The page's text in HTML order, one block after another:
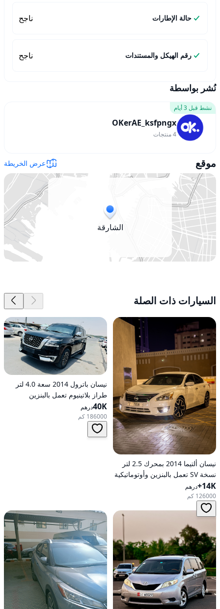
حالة الإطارات ناجح
رقم الهيكل والمستندات ناجح
نُشر بواسطة
نشط قبل 3 أيام
OKerAE_ksfpngx
4منتجات
موقع عرض الخريطة
الشارقة
السيارات ذات الصلة
نيسان ألتيما 2014 بمحرك 2.5 لتر
نسخة SV تعمل بالبنزين وأوتوماتيكية
للدفع الأمامي
14K+ درهم
126000 كم
نيسان باترول 2014 سعة 4.0 لتر
طراز بلاتينيوم تعمل بالبنزين
أوتوماتيكية بدفع كلي
40Kدرهم
186000 كم